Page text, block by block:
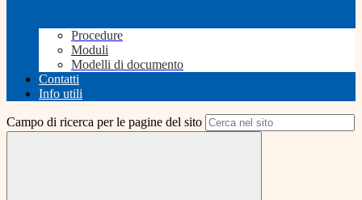
Procedure
Moduli
Modelli di documento
Contatti
Info utili
Campo di ricerca per le pagine del sito